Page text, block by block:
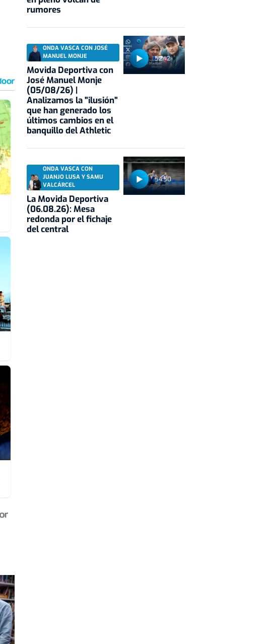
rumores
52:42
ONDA VASCA CON JOSÉ
MANUEL MONJE
Movida Deportiva con
José Manuel Monje
(05/08/26) |
Analizamos la "ilusión"
que han generado los
últimos cambios en el
banquillo del Athletic
54:50
ONDA VASCA CON
JUANJO LUSA Y SAMU
VALCÁRCEL
La Movida Deportiva
(06.08.26): Mesa
redonda por el fichaje
del central